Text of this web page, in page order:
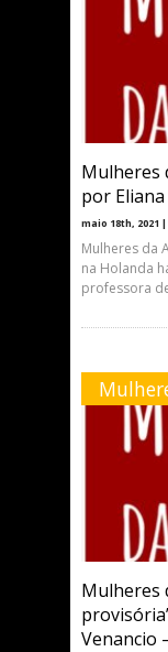
Mulheres
por Eliana
maio 18th, 2021 |
Mulheres da
na Holanda
professora
Mulheres
Venancio